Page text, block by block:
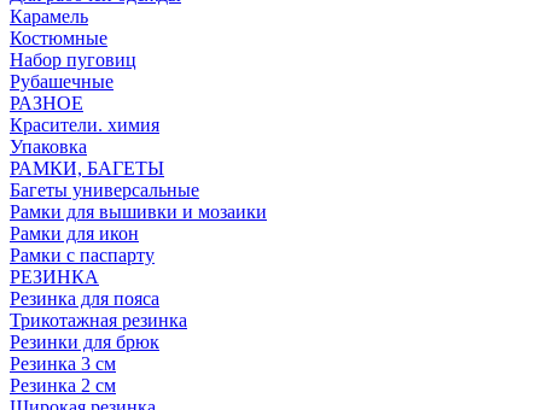
Карамель
Костюмные
Набор пуговиц
Рубашечные
РАЗНОЕ
Красители. химия
Упаковка
РАМКИ, БАГЕТЫ
Багеты универсальные
Рамки для вышивки и мозаики
Рамки для икон
Рамки с паспарту
РЕЗИНКА
Резинка для пояса
Трикотажная резинка
Резинки для брюк
Резинка 3 см
Резинка 2 см